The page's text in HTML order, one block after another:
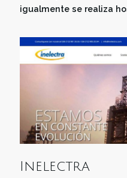
igualmente se realiza
Inelectra